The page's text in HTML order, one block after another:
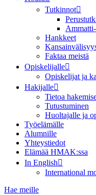
Tutkinnot
Hankkeet
Faktaa meistä
Opiskelijalle
Opiskelijat ja
Hakijalle
Tietoa
Tutustuminen
Huoltajalle ja
Työelämälle
Alumnille
Yhteystiedot
Elämää HMAK:ssa
In English
International
Hae meille